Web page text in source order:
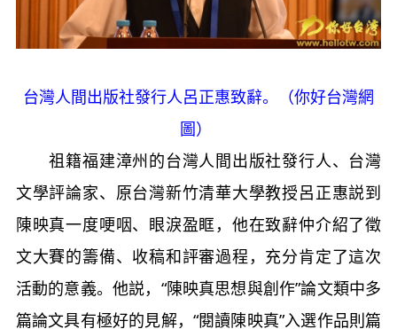
台灣人間出版社發行人呂正惠致辭。（你好台灣網
圖）
祖籍福建漳州的台灣人間出版社發行人、台灣
文學評論家、原台灣新竹清華大學教授呂正惠説到
陳映真一度哽咽、眼淚盈眶，他在致辭仲介紹了徵
文大賽的籌備、收稿和評審過程，充分肯定了這次
活動的意義。他説，“陳映真思想與創作”論文類中多
篇論文具有極好的見解，“閱讀陳映真”入選作品則篇